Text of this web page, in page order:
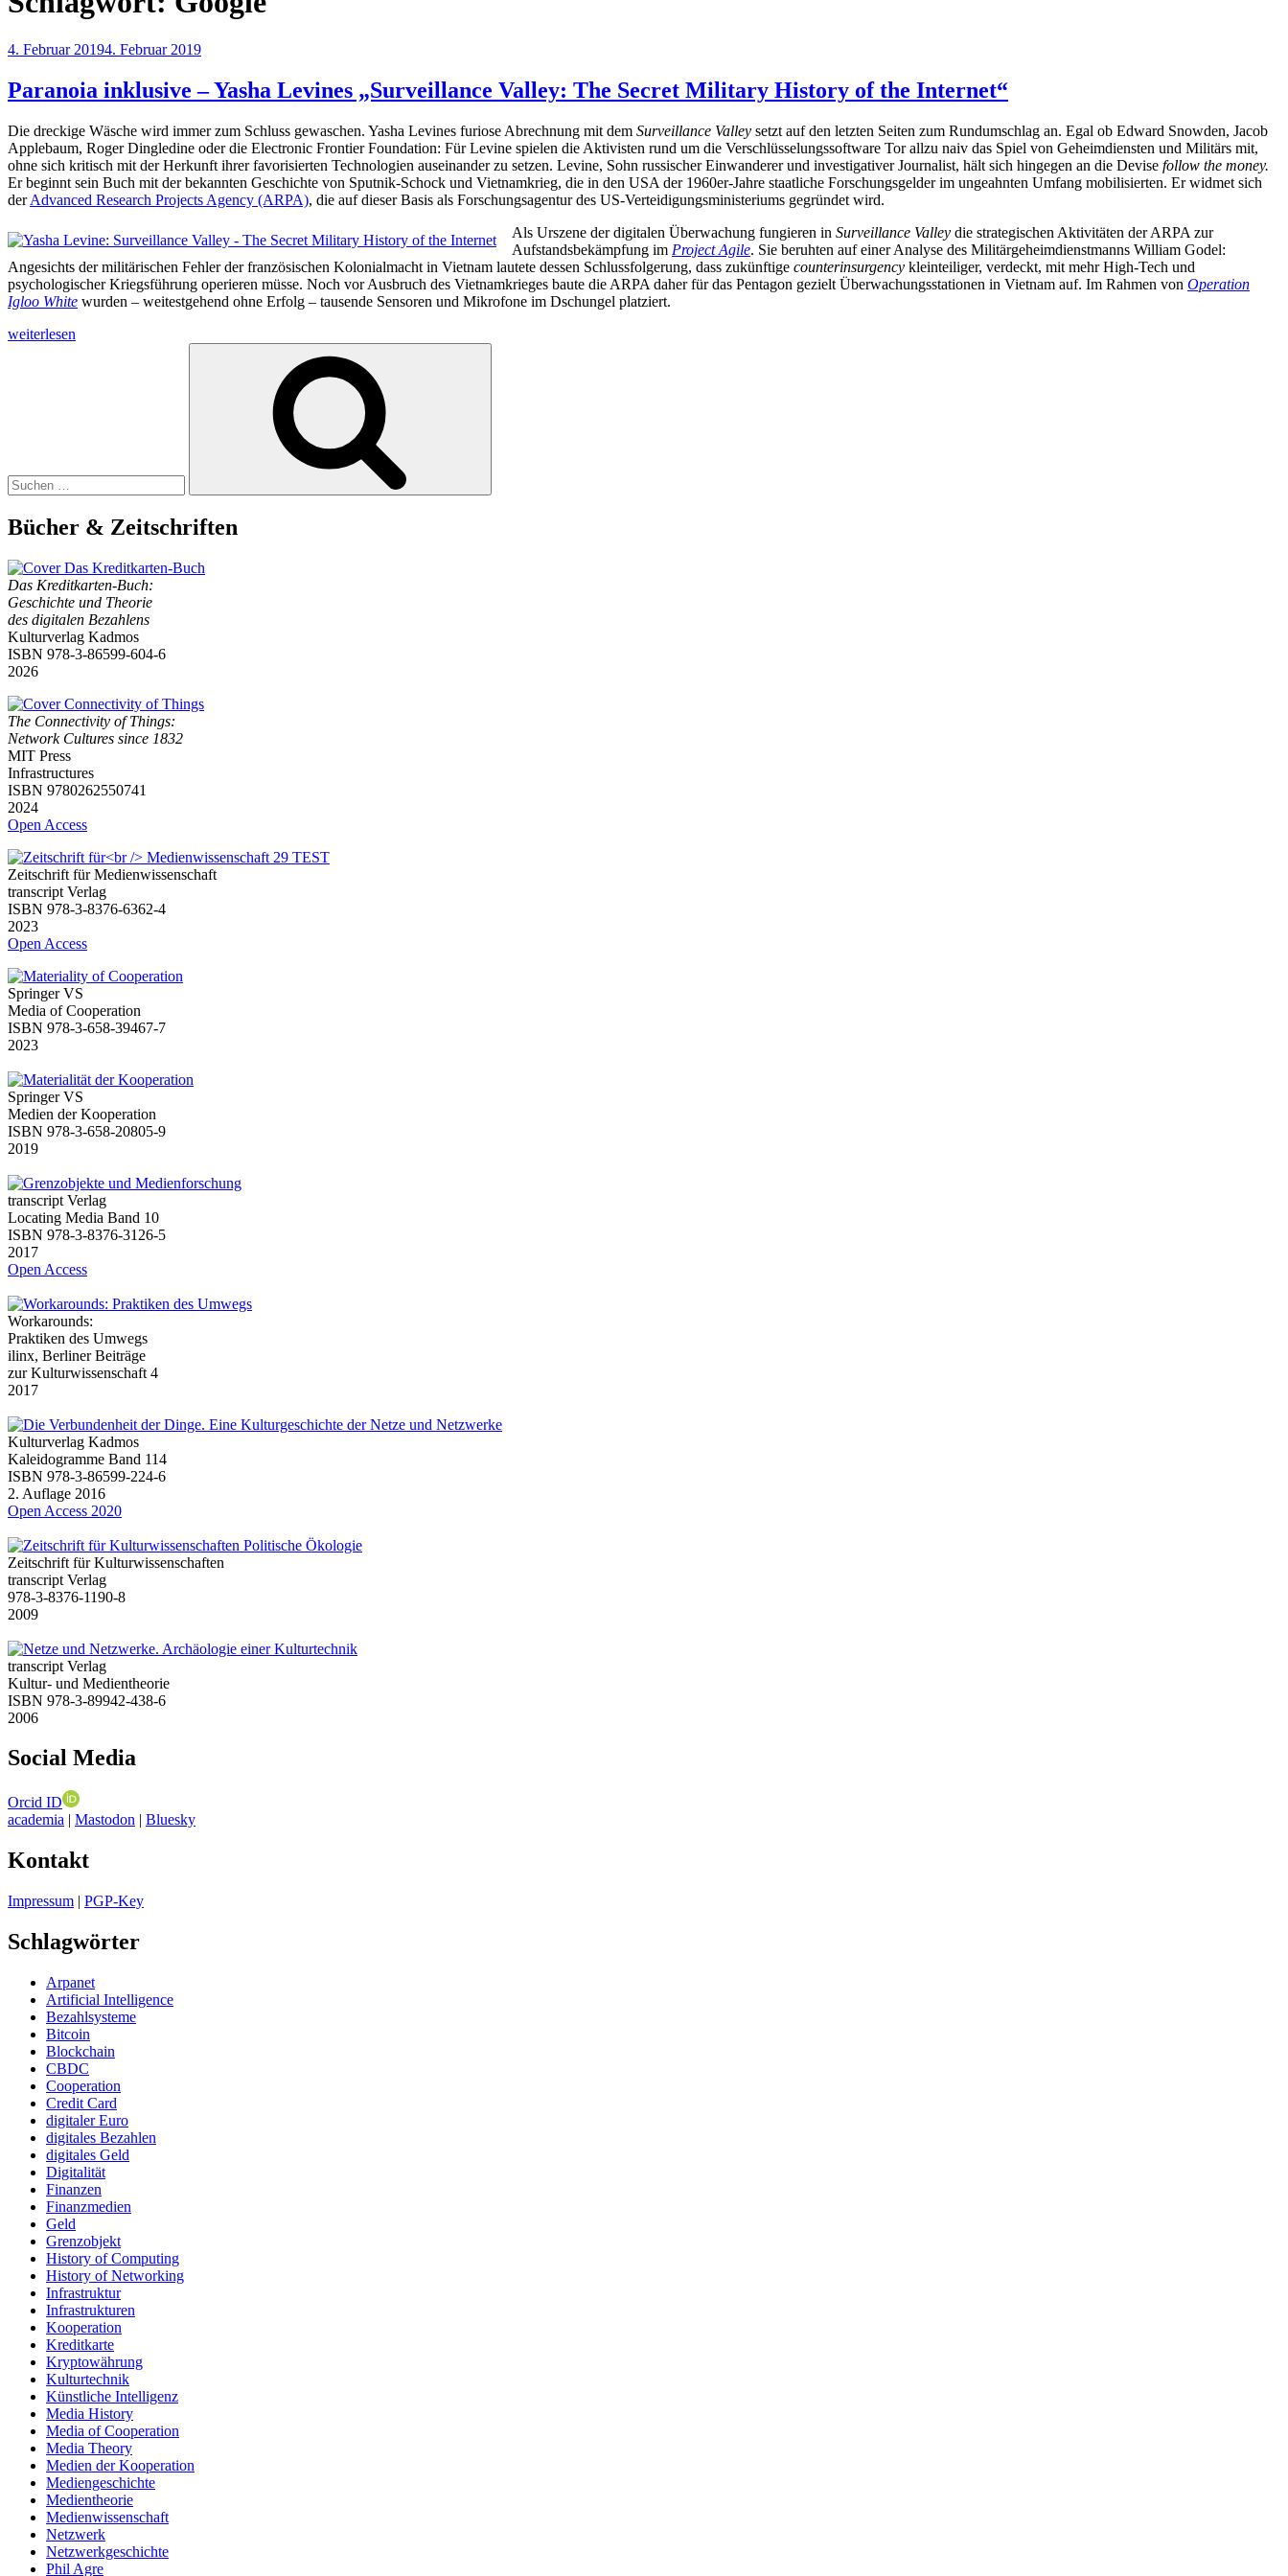
Veröffentlicht
4. Februar 20194. Februar 2019
Paranoia inklusive – Yasha Levines „Surveillance Valley: The Secret Military History of the Internet“
Die dreckige Wäsche wird immer zum Schluss gewaschen. Yasha Levines furiose Abrechnung mit dem Surveillance Valley setzt auf den letzten Seiten zum Rundumschlag an. Egal ob Edward Snowden, Jacob
Applebaum, Roger Dingledine oder die Electronic Frontier Foundation: Für Levine spielen die Aktivisten rund um die Verschlüsselungssoftware Tor allzu naiv das Spiel von Geheimdiensten und Militärs mit,
ohne sich kritisch mit der Herkunft ihrer favorisierten Technologien auseinander zu setzen. Levine, Sohn russischer Einwanderer und investigativer Journalist, hält sich hingegen an die Devise follow the money.
Er beginnt sein Buch mit der bekannten Geschichte von Sputnik-Schock und Vietnamkrieg, die in den USA der 1960er-Jahre staatliche Forschungsgelder im ungeahnten Umfang mobilisierten. Er widmet sich
derAdvanced Research Projects Agency (ARPA), die auf dieser Basis als Forschungsagentur des US-Verteidigungsministeriums gegründet wird.
Als Urszene der digitalen Überwachung fungieren in Surveillance Valley die strategischen Aktivitäten der ARPA zur
Aufstandsbekämpfung im Project Agile. Sie beruhten auf einer Analyse des Militärgeheimdienstmanns William Godel:
Angesichts der militärischen Fehler der französischen Kolonialmacht in Vietnam lautete dessen Schlussfolgerung, dass zukünftige counterinsurgency kleinteiliger, verdeckt, mit mehr High-Tech und
psychologischer Kriegsführung operieren müsse. Noch vor Ausbruch des Vietnamkrieges baute die ARPA daher für das Pentagon gezielt Überwachungsstationen in Vietnam auf. Im Rahmen von Operation
Igloo White wurden ­– weitestgehend ohne Erfolg – tausende Sensoren und Mikrofone im Dschungel platziert.
„Paranoia
Military
of
the
Internet““
weiterlesen
Bücher & Zeitschriften
Das Kreditkarten-Buch:
Geschichte und Theorie
des digitalen Bezahlens
Kulturverlag Kadmos
ISBN 978-3-86599-604-6
2026
The Connectivity of Things:
Network Cultures since 1832
MIT Press
Infrastructures
ISBN 9780262550741
2024
Open Access
Zeitschrift für Medienwissenschaft
transcript Verlag
ISBN 978-3-8376-6362-4
2023
Open Access
Springer VS
Media of Cooperation
ISBN 978-3-658-39467-7
2023
Springer VS
Medien der Kooperation
ISBN 978-3-658-20805-9
2019
transcript Verlag
Locating Media Band 10
ISBN 978-3-8376-3126-5
2017
Open Access
Workarounds:
Praktiken des Umwegs
ilinx, Berliner Beiträge
zur Kulturwissenschaft 4
2017
Kulturverlag Kadmos
Kaleidogramme Band 114
ISBN 978-3-86599-224-6
2. Auflage 2016
Open Access 2020
Zeitschrift für Kulturwissenschaften
transcript Verlag
978-3-8376-1190-8
2009
transcript Verlag
Kultur- und Medientheorie
ISBN 978-3-89942-438-6
2006
Social Media
Orcid ID
academia | Mastodon | Bluesky
Kontakt
Impressum | PGP-Key
Schlagwörter
Arpanet
Artificial Intelligence
Bezahlsysteme
Bitcoin
Blockchain
CBDC
Cooperation
Credit Card
digitaler Euro
digitales Bezahlen
digitales Geld
Digitalität
Finanzen
Finanzmedien
Geld
Grenzobjekt
History of Computing
History of Networking
Infrastruktur
Infrastrukturen
Kooperation
Kreditkarte
Kryptowährung
Kulturtechnik
Künstliche Intelligenz
Media History
Media of Cooperation
Media Theory
Medien der Kooperation
Mediengeschichte
Medientheorie
Medienwissenschaft
Netzwerk
Netzwerkgeschichte
Phil Agre